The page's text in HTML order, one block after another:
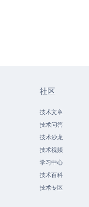
社区
技术文章
技术问答
技术沙龙
技术视频
学习中心
技术百科
技术专区